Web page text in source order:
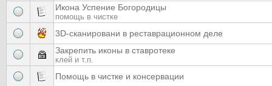
Икона Успение Богородицы
помощь в чистке
3D-сканировани в реставрационном деле
Закрепить иконы в ставротеке
клей и т.п.
Помощь в чистке и консервации